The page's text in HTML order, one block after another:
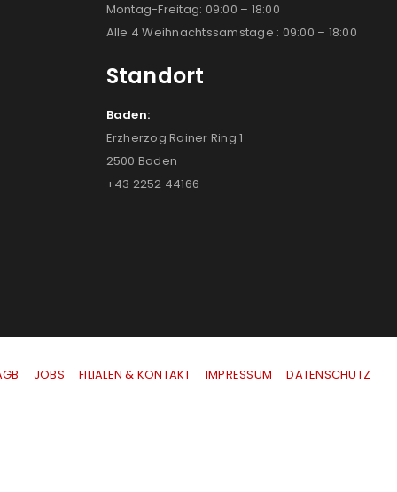
Montag-Freitag: 09:00 – 18:00
Alle 4 Weihnachtssamstage : 09:00 – 18:00
Standort
Baden:
Erzherzog Rainer Ring 1
2500 Baden
+43 2252 44166
JOBS FILIALEN & KONTAKT IMPRESSUM |DATENSCHUTZ